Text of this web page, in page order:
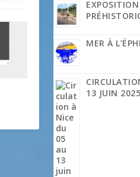
MER À
13 JUIN 2025